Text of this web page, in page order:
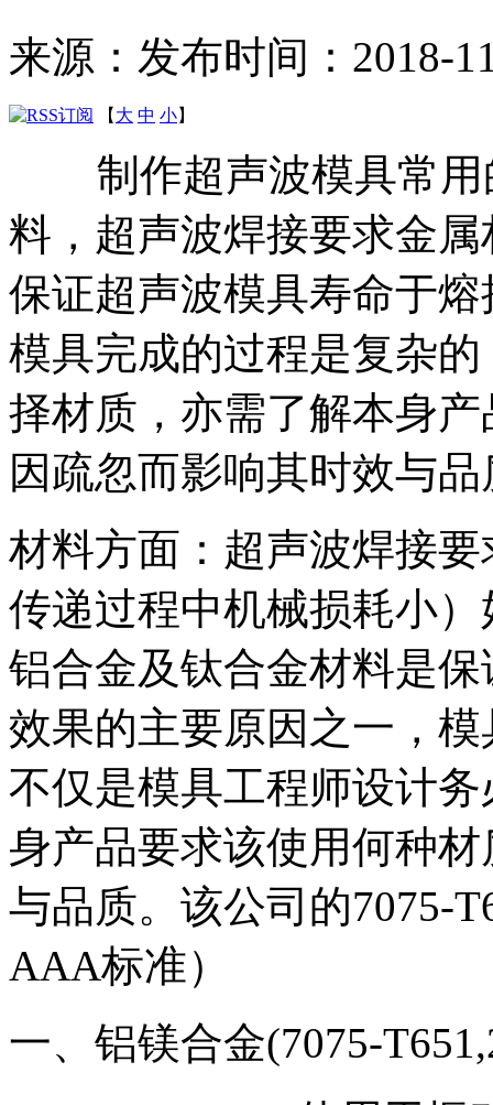
来源： 发布时间：2018-
【 大 中 小】
制作超声波模具常用
料，超声波焊接要求金
保证超声波模具寿命于
模具完成的过程是复杂
择材质，亦需了解本身
因疏忽而影响其时效与品
材料方面：超声波焊接
传递过程中机械损耗小
铝合金及钛合金材料是
效果的主要原因之一，
不仅是模具工程师设计
身产品要求该使用何种
与品质。该公司的7075-
AAA标准）
一、铝镁合金(7075-